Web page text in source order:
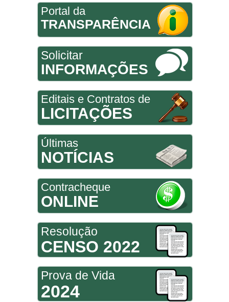
Portal da
TRANSPARÊNCIA
Solicitar
INFORMAÇÕES
Editais e Contratos de
LICITAÇÕES
Últimas
NOTÍCIAS
Contracheque
ONLINE
Resolução
CENSO 2022
Prova de Vida
2024